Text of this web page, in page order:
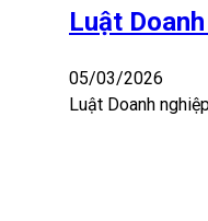
Luật
05/03/2026
Luật Doanh